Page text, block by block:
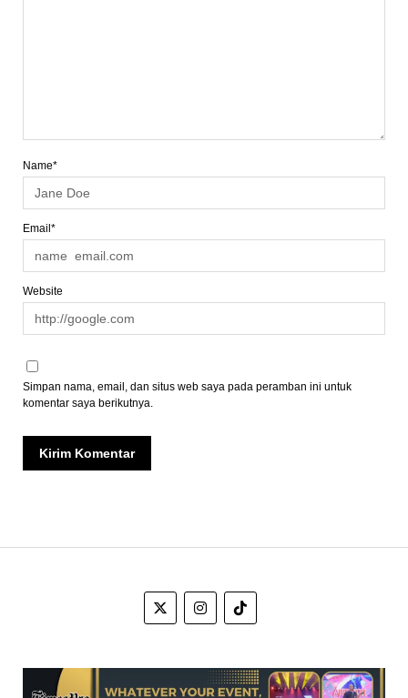
Name*
Email*
Website
Simpan nama, email, dan situs web saya pada peramban ini untuk
komentar saya berikutnya.